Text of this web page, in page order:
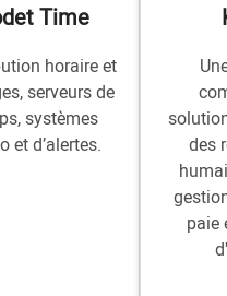
Time
horaire et
serveurs de
systèmes
et d’alertes.
des
paie